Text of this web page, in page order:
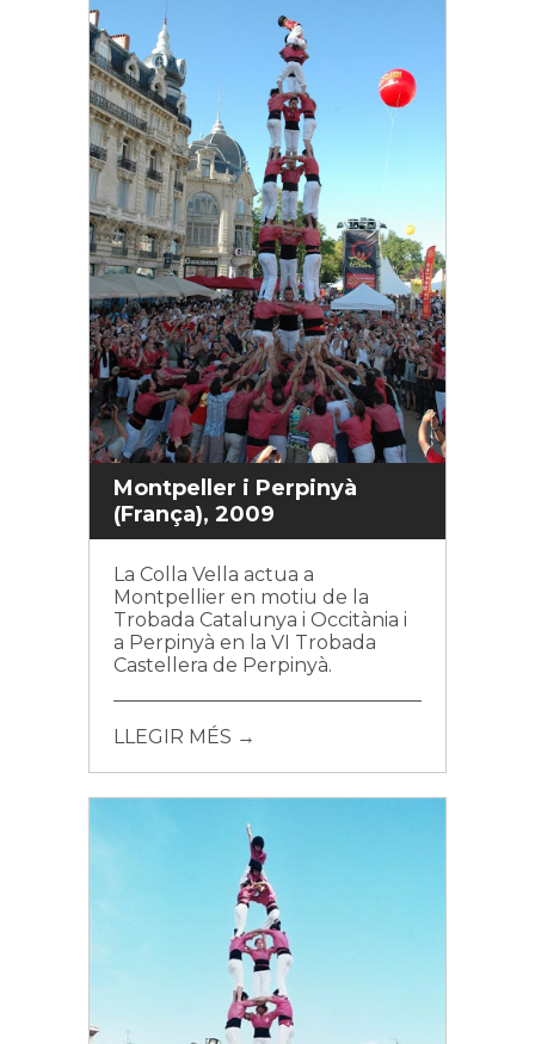
Montpeller i Perpinyà
(França), 2009
La Colla Vella actua a
Montpellier en motiu de la
Trobada Catalunya i Occitània i
a Perpinyà en la VI Trobada
Castellera de Perpinyà.
LLEGIR MÉS →